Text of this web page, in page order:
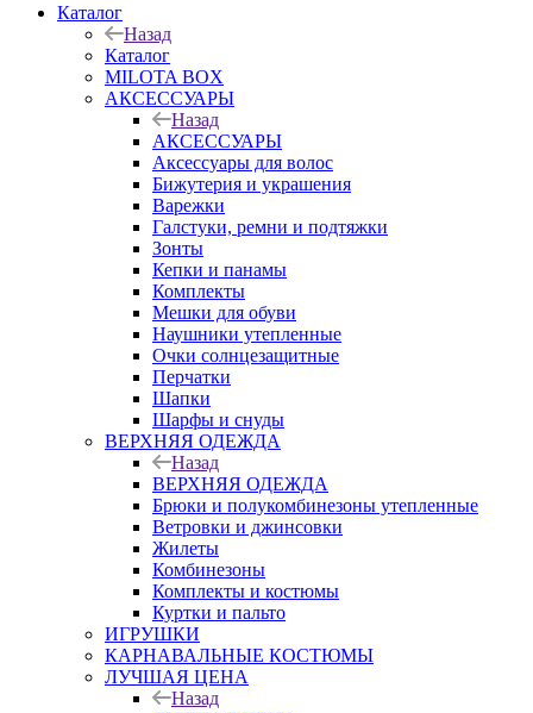
Каталог
Назад
Каталог
MILOTA BOX
АКСЕССУАРЫ
Назад
АКСЕССУАРЫ
Аксессуары для волос
Бижутерия и украшения
Варежки
Галстуки, ремни и подтяжки
Зонты
Кепки и панамы
Комплекты
Мешки для обуви
Наушники утепленные
Очки солнцезащитные
Перчатки
Шапки
Шарфы и снуды
ВЕРХНЯЯ ОДЕЖДА
Назад
ВЕРХНЯЯ ОДЕЖДА
Брюки и полукомбинезоны утепленные
Ветровки и джинсовки
Жилеты
Комбинезоны
Комплекты и костюмы
Куртки и пальто
ИГРУШКИ
КАРНАВАЛЬНЫЕ КОСТЮМЫ
ЛУЧШАЯ ЦЕНА
Назад